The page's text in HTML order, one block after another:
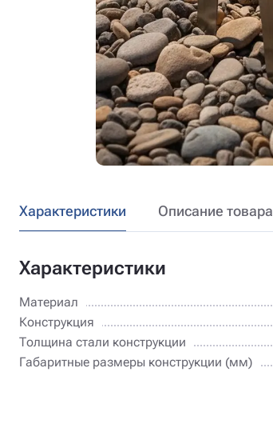
Характеристики Описание товара
Характеристики
Материал
Конструкция
Толщина стали конструкции
Габаритные размеры конструкции (мм)